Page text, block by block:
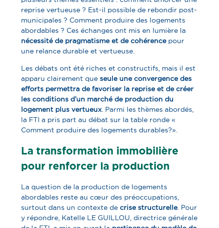
reprise vertueuse ? Est-il possible de rebondir post-
municipales ? Comment produire des logements
abordables ? Ces échanges ont mis en lumière la
nécessité de pragmatisme et de cohérencepour
une relance durable et vertueuse.
Les débats ont été riches et constructifs, mais il est
apparu clairement queseule une convergence des
efforts permettra de favoriser la reprise et de créer
les conditions d’un marché de production du
logement plus vertueux . Parmi les thèmes abordés,
la FTI a pris part au débat sur la table ronde «
Comment produire des logements durables ?».
La transformation immobilière
pour renforcer la production
La question de la production de logements
abordables reste au cœur des préoccupations,
surtout dans un contexte decrise structurelle. Pour
y répondre, Katelle LE GUILLOU, directrice générale